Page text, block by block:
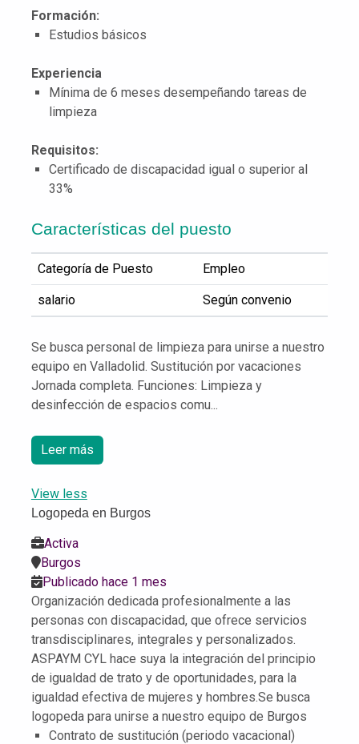
Formación:
Estudios básicos
Experiencia
Mínima de 6 meses desempeñando tareas de
limpieza
Requisitos:
Certificado de discapacidad igual o superior al
33%
Características del puesto
Categoría de Puesto Empleo
salario Según convenio
Se busca personal de limpieza para unirse a nuestro
equipo en Valladolid. Sustitución por vacaciones
Jornada completa. Funciones: Limpieza y
desinfección de espacios comu...
Leer más
View less
Logopeda en Burgos
Activa
Burgos
Publicado hace 1 mes
Organización dedicada profesionalmente a las
personas con discapacidad, que ofrece servicios
transdisciplinares, integrales y personalizados.
ASPAYM CYL hace suya la integración del principio
de igualdad de trato y de oportunidades, para la
igualdad efectiva de mujeres y hombres.Se busca
logopeda para unirse a nuestro equipo de Burgos
Contrato de sustitución (periodo vacacional)